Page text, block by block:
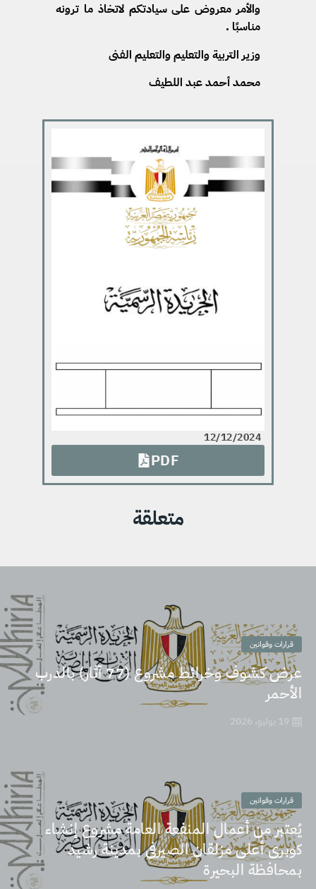
والأمر معروض على سيادتكم لاتخاذ ما ترونه
مناسبًا .
وزير التربية والتعليم والتعليم الفنى
محمد أحمد عبد اللطيف
12/12/2024
PDF
متعلقة
قرارات وقوانين
عرض كشوف وخرائط مشروع (77 آثار) بالدرب
الأحمر
19 يوليو، 2026
قرارات وقوانين
يُعتبر من أعمال المنفعة العامة مشروع إنشاء
كوبرى أعلى مزلقان الصيرفى بمدينة رشيد
بمحافظة البحيرة